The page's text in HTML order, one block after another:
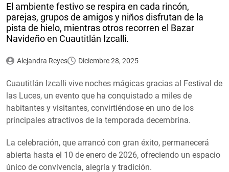
El ambiente festivo se respira en cada rincón,
parejas, grupos de amigos y niños disfrutan de la
pista de hielo, mientras otros recorren el Bazar
Navideño en Cuautitlán Izcalli.
Alejandra Reyes Diciembre 28, 2025
Cuautitlán Izcalli vive noches mágicas gracias al Festival de
las Luces, un evento que ha conquistado a miles de
habitantes y visitantes, convirtiéndose en uno de los
principales atractivos de la temporada decembrina.
La celebración, que arrancó con gran éxito, permanecerá
abierta hasta el 10 de enero de 2026, ofreciendo un espacio
único de convivencia, alegría y tradición.